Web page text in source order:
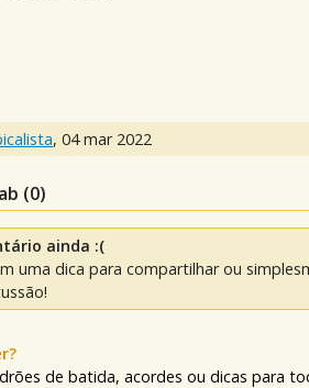
, 04 mar 2022
(0)
ainda :(
uma dica para compartilhar ou
de batida, acordes ou dicas para